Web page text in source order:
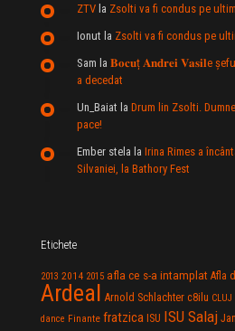
ZTV la Zsolti va fi condus pe
Ionut la Zsolti va fi condus pe
Sam la 𝐁𝐨𝐜𝐮ț 𝐀𝐧𝐝𝐫𝐞𝐢 𝐕𝐚𝐬𝐢𝐥e
a decedat
Un_Baiat la Drum lin Zsolti.
pace!
Ember stela la Irina Rimes a
Silvaniei, la Bathory Fest
Etichete
2013 2014 2015 afla ce s-a intamplat Afla
Ardeal Arnold Schlachter c8ilu CLUJ
dance Finante fratzica ISU ISU Salaj